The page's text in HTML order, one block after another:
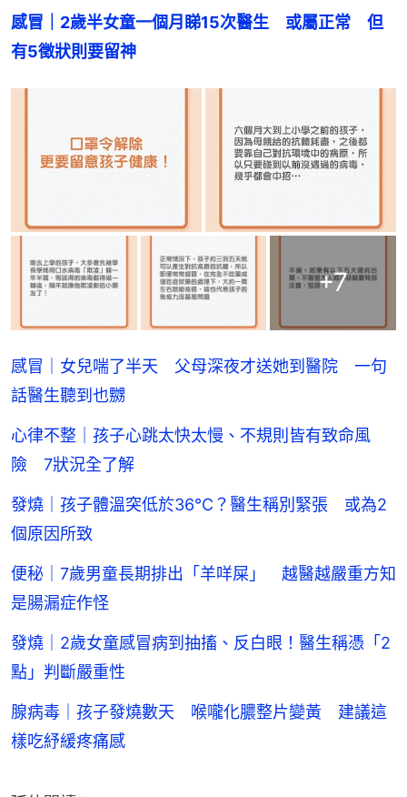
感冒｜2歲半女童一個月睇15次醫生　或屬正常　但
有5徵狀則要留神
+7
感冒｜女兒喘了半天 父母深夜才送她到醫院 一句
話醫生聽到也嬲
心律不整｜孩子心跳太快太慢、不規則皆有致命風
險 7狀況全了解
發燒｜孩子體溫突低於36°C？醫生稱別緊張 或為2
個原因所致
便秘｜7歲男童長期排出「羊咩屎」 越醫越嚴重方知
是腸漏症作怪
發燒｜2歲女童感冒病到抽搐、反白眼！醫生稱憑「2
點」判斷嚴重性
腺病毒｜孩子發燒數天 喉嚨化膿整片變黃 建議這
樣吃紓緩疼痛感